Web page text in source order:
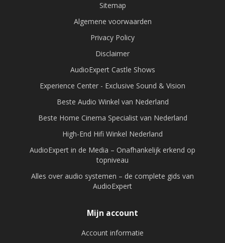
Sitemap
Algemene voorwaarden
Privacy Policy
Disclaimer
AudioExpert Castle Shows
Experience Center - Exclusive Sound & Vision
Beste Audio Winkel van Nederland
Beste Home Cinema Specialist van Nederland
High-End Hifi Winkel Nederland
AudioExpert in de Media – Onafhankelijk erkend op
topniveau
Alles over audio systemen – de complete gids van
AudioExpert
Mijn account
Account informatie